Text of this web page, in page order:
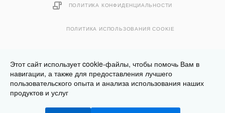
ПОЛИТИКА КОНФИДЕНЦИАЛЬНОСТИ
ПОЛИТИКА ИСПОЛЬЗОВАНИЯ COOKIE
Разработано вКлюква.Студия
2026 © Финист - интернет-магазин мебели
Этот сайт использует cookie-файлы, чтобы помочь Вам в
навигации, а также для предоставления лучшего
пользовательского опыта и анализа использования наших
продуктов и услуг